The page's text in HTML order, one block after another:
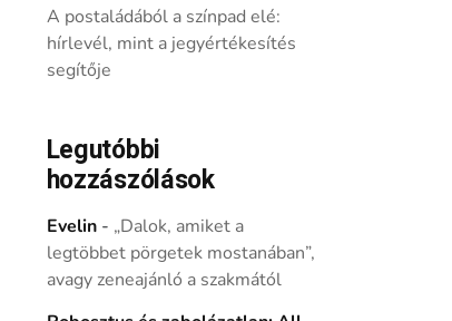
A postaládából a színpad elé:
hírlevél, mint a jegyértékesítés
segítője
Legutóbbi
hozzászólások
Evelin- „Dalok, amiket a
legtöbbet pörgetek mostanában”,
avagy zeneajánló a szakmától